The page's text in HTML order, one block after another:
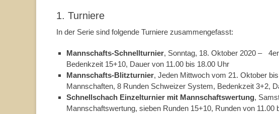
1. Turniere
In der Serie sind folgende Turniere zusammengefasst:
Mannschafts-Schnellturnier, Sonntag, 18. Oktober 2020 –
Bedenkzeit 15+10, Dauer von 11.00 bis 18.00 Uhr
Mannschafts-Blitzturnier, Jeden Mittwoch vom 21. Oktober
Mannschaften, 8 Runden Schweizer System, Bedenkzeit 3+2,
Schnellschach Einzelturnier mit Mannschaftswertung,
Mannschaftswertung, sieben Runden 15+10, Runden von